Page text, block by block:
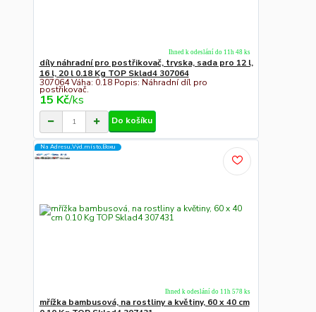
díly náhradní pro postřikovač, tryska, sada pro 12 l,
16 l, 20 l 0.18 Kg TOP Sklad4 307064
307064 Váha: 0.18 Popis: Náhradní díl pro
postřikovač.
15 Kč/ks
Ihned k odeslání do 11h 48 ks
Do košíku
Na Adresu,Výd.místo,Boxu
mřížka bambusová, na rostliny a květiny, 60 x 40 cm
Ihned k odeslání do 11h 578 ks